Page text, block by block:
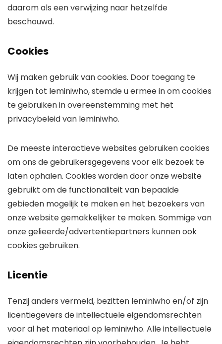
daarom als een verwijzing naar hetzelfde
beschouwd.
Cookies
Wij maken gebruik van cookies. Door toegang te
krijgen tot leminiwho, stemde u ermee in om cookies
te gebruiken in overeenstemming met het
privacybeleid van leminiwho.
De meeste interactieve websites gebruiken cookies
om ons de gebruikersgegevens voor elk bezoek te
laten ophalen. Cookies worden door onze website
gebruikt om de functionaliteit van bepaalde
gebieden mogelijk te maken en het bezoekers van
onze website gemakkelijker te maken. Sommige van
onze gelieerde/advertentiepartners kunnen ook
cookies gebruiken.
Licentie
Tenzij anders vermeld, bezitten leminiwho en/of zijn
licentiegevers de intellectuele eigendomsrechten
voor al het materiaal op leminiwho. Alle intellectuele